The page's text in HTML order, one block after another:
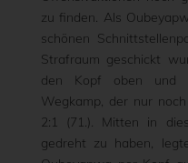
zu finden. Als
schönen
Strafraum geschickt
den Kopf oben und
Wegkamp, der nur
2:1 (71.). Mitten in
gedreht zu haben,